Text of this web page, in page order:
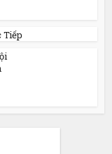
Tiếp